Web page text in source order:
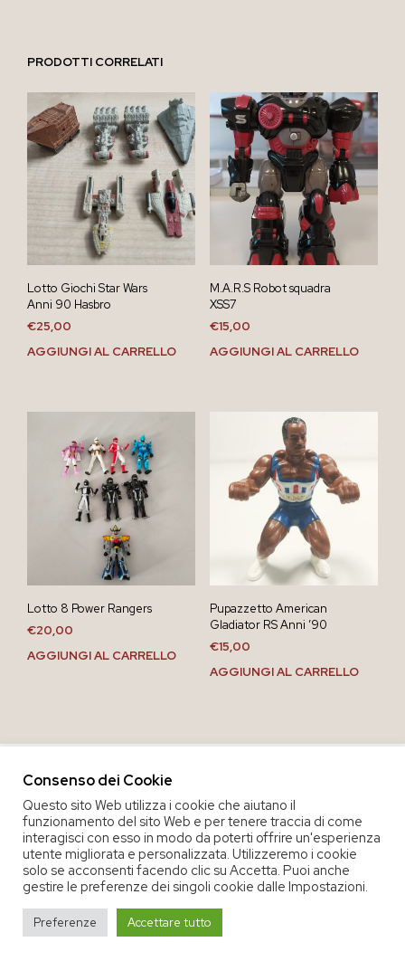
PRODOTTI CORRELATI
Lotto Giochi Star Wars
Anni 90 Hasbro
€25,00
AGGIUNGI AL CARRELLO
M.A.R.S Robot squadra
XSS7
€15,00
AGGIUNGI AL CARRELLO
Lotto 8 Power Rangers
€20,00
AGGIUNGI AL CARRELLO
Pupazzetto American
Gladiator RS Anni ’90
€15,00
AGGIUNGI AL CARRELLO
COPYRIGHT 2020 COOP. SOC. OFFICINA 68 |
TERMINI E CONDIZIONI DEL SERVIZIO|
Consenso dei Cookie
Questo sito Web utilizza i cookie che aiutano il
funzionamento del sito Web e per tenere traccia di come
interagisci con esso in modo da poterti offrire un'esperienza
utente migliorata e personalizzata. Utilizzeremo i cookie
solo se acconsenti facendo clic su Accetta. Puoi anche
gestire le preferenze dei singoli cookie dalle Impostazioni.
Preferenze Accettare tutto